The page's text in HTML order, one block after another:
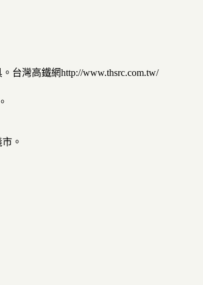
台灣高鐵網http://www.thsrc.com.tw/
。